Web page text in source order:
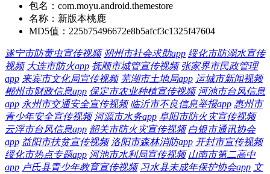
包名： com.moyu.android.themestore
名称： 新版本桃鹿
MD5值： 225b75496672e8b5afcf3c1325f47604
遂宁市防黄虫宣传视频 朔州市社会求助app 绥化市防溺水宣传
视频 大连市防火app 抚顺市城管宣传视频 张家界市民政管理
app 来宾市文化局宣传视频 芜湖市土地局app 运城市新闻视频
郴州市财政信息app 保定市农业种植宣传视频 河池市台风信息
app 永州市交通安全宣传视频 临沂市不良信息举报app 惠州市
青少年安全宣传视频 河源市水务app 阜阳市防火灾宣传视频
云浮市台风信息app 韶关市防火灾宣传视频 白银市通讯协会
app 益阳市扶贫宣传视频 洛阳市森林消防app 开封市宣传视频
绥化市热点专题app 河池市水利局宣传视频 山南市第二高中
app 卢氏县青少年教育宣传视频 习水县未成年保护协会app 文